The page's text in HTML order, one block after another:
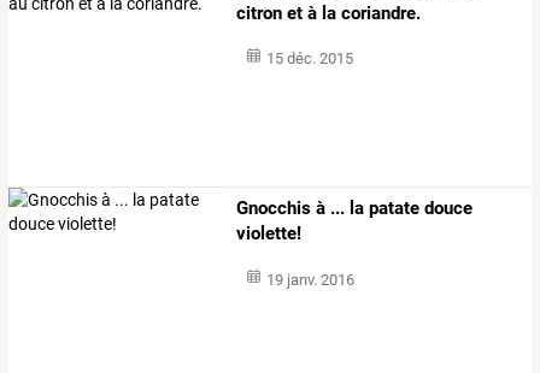
citron et à la coriandre.
15 déc. 2015
Gnocchis à ... la patate douce
violette!
19 janv. 2016